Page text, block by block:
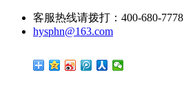
客服热线请拨打：400-680-7778
hysphn@163.com